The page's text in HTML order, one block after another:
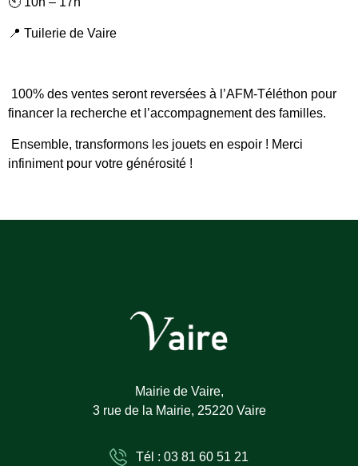
📍 Tuilerie de Vaire
100% des ventes seront reversées à l’AFM-Téléthon pour
financer la recherche et l’accompagnement des familles.
Ensemble, transformons les jouets en espoir ! Merci
infiniment pour votre générosité !
Mairie de Vaire,
3 rue de la Mairie, 25220 Vaire
Tél : 03 81 60 51 21